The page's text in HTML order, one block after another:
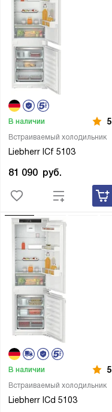
Встраиваемый холодильник
Liebherr ICf 5103
В наличии 5
81 090 руб.
Встраиваемый холодильник
Liebherr ICd 5103
В наличии 5